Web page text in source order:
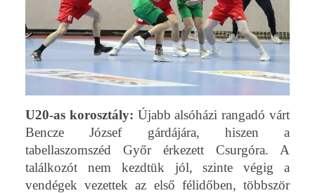
U20-as korosztály: Újabb alsóházi rangadó várt
Bencze József gárdájára, hiszen a
tabellaszomszéd Győr érkezett Csurgóra. A
találkozót nem kezdtük jól, szinte végig a
vendégek vezettek az első félidőben, többször